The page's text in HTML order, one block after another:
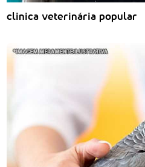
clinica veterinária popular